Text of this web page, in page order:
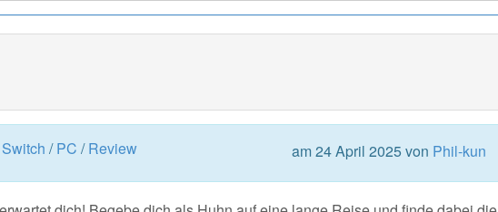
/PC /Review am 24 April 2025 von Phil-kun